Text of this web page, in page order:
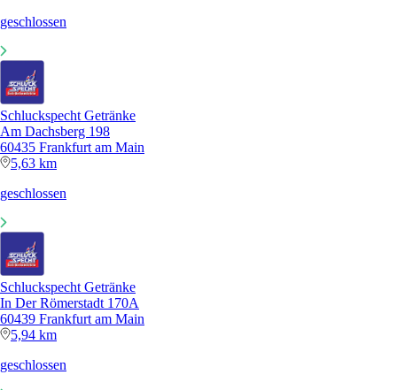
geschlossen
Schluckspecht Getränke
Am Dachsberg 198
60435 Frankfurt am Main
5,63 km
geschlossen
Schluckspecht Getränke
In Der Römerstadt 170A
60439 Frankfurt am Main
5,94 km
geschlossen